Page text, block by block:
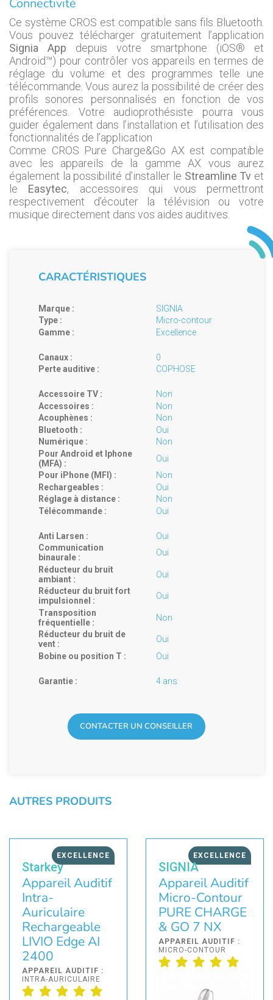
Ce système CROS est compatible sans fils Bluetooth.
Vous pouvez télécharger gratuitement l’application
Signia App depuis votre smartphone (iOS® et
Android™) pour contrôler vos appareils en termes de
réglage du volume et des programmes telle une
télécommande. Vous aurez la possibilité de créer des
profils sonores personnalisés en fonction de vos
préférences. Votre audioprothésiste pourra vous
guider également dans l’installation et l’utilisation des
fonctionnalités de l’application
Comme CROS Pure Charge&Go AX est compatible
avec les appareils de la gamme AX vous aurez
également la possibilité d’installer le Streamline Tv et
le Easytec, accessoires qui vous permettront
respectivement d’écouter la télévision ou votre
musique directement dans vos aides auditives.
CARACTÉRISTIQUES
Marque :
SIGNIA
Type :
Micro-contour
Gamme :
Excellence
Canaux :
0
Perte auditive :
COPHOSE
Accessoire TV :
Non
Accessoires :
Non
Acouphènes :
Non
Bluetooth :
Oui
Numérique :
Non
Pour Android et Iphone
(MFA) :
Oui
Pour iPhone (MFI) :
Non
Rechargeables :
Oui
Réglage à distance :
Non
Télécommande :
Oui
Anti Larsen :
Oui
Communication
binaurale :
Oui
Réducteur du bruit
ambiant :
Oui
Réducteur du bruit fort
impulsionnel :
Oui
Transposition
fréquentielle :
Non
Réducteur du bruit de
vent :
Oui
Bobine ou position T :
Oui
Garantie : 4 ans
CONTACTER UN CONSEILLER
AUTRES PRODUITS
EXCELLENCE
Starkey
Appareil Auditif
Intra-
Auriculaire
Rechargeable
LIVIO Edge AI
2400
APPAREIL AUDITIF :
INTRA-AURICULAIRE
EXCELLENCE
SIGNIA
Appareil Auditif
Micro-Contour
PURE CHARGE
& GO 7 NX
APPAREIL AUDITIF :
MICRO-CONTOUR